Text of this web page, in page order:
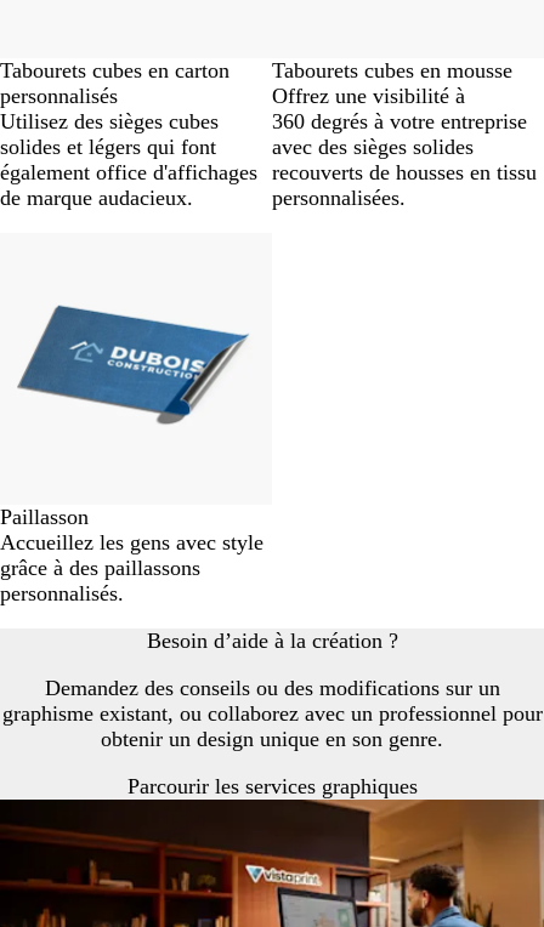
Tabourets cubes en carton
personnalisés
Utilisez des sièges cubes
solides et légers qui font
également office d'affichages
de marque audacieux.
Tabourets cubes en mousse
Offrez une visibilité à
360 degrés à votre entreprise
avec des sièges solides
recouverts de housses en tissu
personnalisées.
Paillasson
Accueillez les gens avec style
grâce à des paillassons
personnalisés.
Besoin d’aide à la création ?
Demandez des conseils ou des modifications sur un
graphisme existant, ou collaborez avec un professionnel pour
obtenir un design unique en son genre.
Parcourir les services graphiques